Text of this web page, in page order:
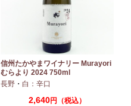
信州たかやまワイナリー Murayori
むらより 2024 750ml
長野 ・ 白：辛口
2,640円（税込）